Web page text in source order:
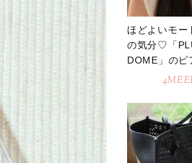
ほどよいモー
の気分♡「
DOME」のピ